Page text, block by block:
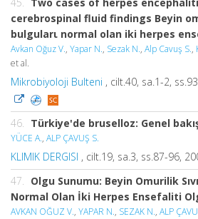
cerebrospinal fluid findings Beyin
bulgularι normal olan iki herpes
Avkan Oğuz V., Yapar N., Sezak N., Alp Cavuş S.,
et al.
Mikrobiyoloji Bulteni , cilt.40, sa.1-2,
46. Türkiye'de bruselloz: Genel
YÜCE A., ALP ÇAVUŞ S.
KLIMIK DERGISI , cilt.19, sa.3, ss.87-96,
47. Olgu Sunumu: Beyin Omurilik
Normal Olan İki Herpes Ensefaliti
AVKAN OĞUZ V., YAPAR N., SEZAK N., ALP